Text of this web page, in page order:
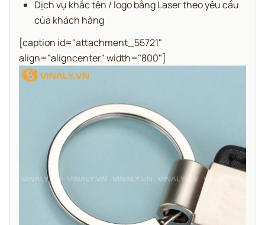
Dịch vụ khắc tên / logo bằng Laser theo yêu cầu
của khách hàng
[caption id="attachment_55721"
align="aligncenter" width="800"]